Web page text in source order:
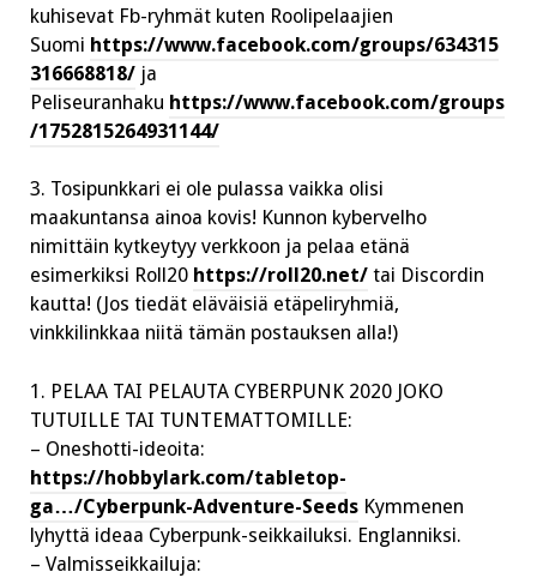
kuhisevat Fb-ryhmät kuten Roolipelaajien
Suomi https://www.facebook.com/groups/634315
316668818/ ja
Peliseuranhaku https://www.facebook.com/groups
/1752815264931144/
3. Tosipunkkari ei ole pulassa vaikka olisi
maakuntansa ainoa kovis! Kunnon kybervelho
nimittäin kytkeytyy verkkoon ja pelaa etänä
esimerkiksi Roll20 https://roll20.net/ tai Discordin
kautta! (Jos tiedät eläväisiä etäpeliryhmiä,
vinkkilinkkaa niitä tämän postauksen alla!)
1. PELAA TAI PELAUTA CYBERPUNK 2020 JOKO
TUTUILLE TAI TUNTEMATTOMILLE:
– Oneshotti-ideoita:
https://hobbylark.com/tabletop-
ga…/Cyberpunk-Adventure-Seeds Kymmenen
lyhyttä ideaa Cyberpunk-seikkailuksi. Englanniksi.
– Valmisseikkailuja: